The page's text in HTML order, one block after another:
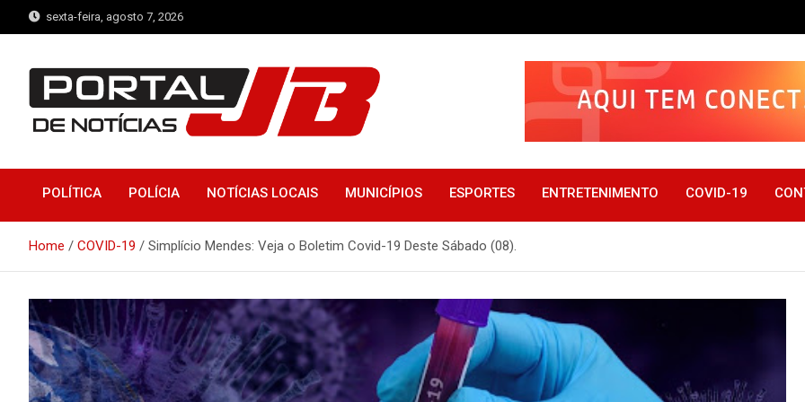
to
sexta-feira, agosto 7, 2026
Portal de Notícias JB
POLÍTICA POLÍCIA NOTÍCIAS LOCAIS MUNICÍPIOS ESPORTES ENTRETENIMENTO COVID-19
Home COVID-19 Simplício Mendes: Veja o Boletim Covid-19 Deste Sábado (08).